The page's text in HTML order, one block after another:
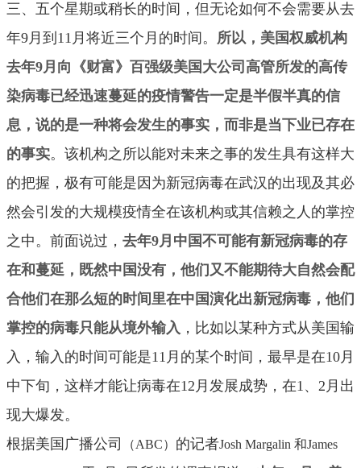
三、五个星期或稍长的时间，但无论如何不会需要从去
年9月到11月将近三个月的时间。 所以，美国权威机构
去年9月向《财富》百强级美国大公司高管所发的高传
染病毒已经迅速蔓延的疫情警告一定是半假半真的信
息， 说的是一种将会发生的事实，而非是当下业已存在
的事实。该机构之所以能对未来之事的发生具有这样大
的把握，极有可能是因为新冠病毒在武汉的出现及其必
然会引发的大规模疫情全在该机构或其信赖之人的掌控
之中。前面说过， 去年9月中国不可能有新冠病毒的存
在和蔓延，既然中国没有，他们又不能期待大自然会配
合他们在那么短的时间里在中国演化出新冠病毒， 他们
掌控的病毒只能从境外输入 ，比如以某种方式从美国输
入，输入的时间可能是11月的某个时间，最早是在10月
中下旬，这样才能让病毒在12月发展成势，在1、2月出
现大爆发。
根据美国广播公司
（ABC） 的记者Josh Margalin 和James